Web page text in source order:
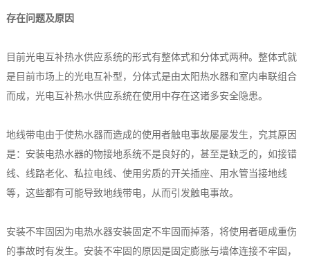
存在问题及原因
目前光电互补热水供应系统的形式有整体式和分体式两种。整体式就
是目前市场上的光电互补型，分体式是由太阳热水器和室内串联组合
而成，光电互补热水供应系统在使用中存在这诸多安全隐患。
地线带电由于使热水器而造成的使用者触电事故屡屡发生，究其原因
是：安装电热水器的物接地系统不是良好的，甚至是缺乏的，如接错
线、线路老化、私拉电线、使用劣质的开关插座、用水管当接地线
等，这些都有可能导致地线带电，从而引发触电事故。
安装不牢固因为电热水器安装固定不牢固而掉落，将使用者砸成重伤
的事故时有发生。安装不牢固的原因是固定膨胀与墙体连接不牢固，